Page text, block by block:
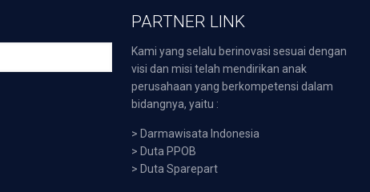
PARTNER LINK
Kami yang selalu berinovasi sesuai dengan
visi dan misi telah mendirikan anak
perusahaan yang berkompetensi dalam
bidangnya, yaitu :
> Darmawisata Indonesia
> Duta PPOB
> Duta Sparepart